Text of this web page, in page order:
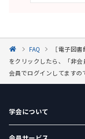
FAQ
［電子図
をクリックしたら、「非会
会員でログインしてます
学会について